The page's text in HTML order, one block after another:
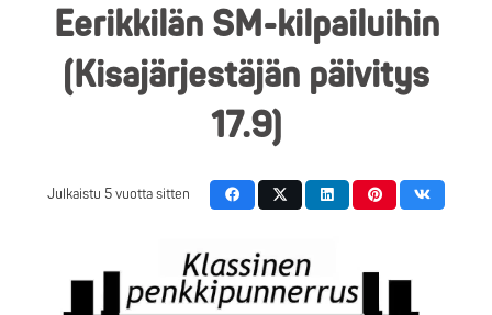
Eerikkilän SM-kilpailuihin
(Kisajärjestäjän päivitys
17.9)
Julkaistu5 vuotta sitten